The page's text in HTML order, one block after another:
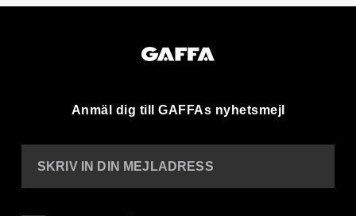
Anmäl dig till GAFFAs nyhetsmejl
SKRIV IN DIN MEJLADRESS